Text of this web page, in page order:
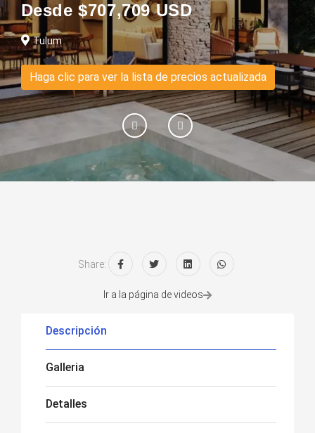
Desde $707,709 USD
Tulum
Haga clic para ver la lista de precios actualizada
Share:
Ir a la página de videos
Descripción
Galleria
Detalles